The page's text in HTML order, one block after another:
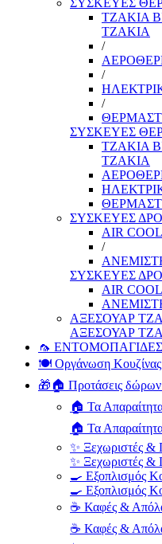
ΣΥΣΚΕΥΕΣ
ΤΖΑΚΙΑ
ΤΖΑΚΙΑ
/
/
/
ΣΥΣΚΕΥΕΣ
ΤΖΑΚΙΑ
ΤΖΑΚΙΑ
ΣΥΣΚΕΥΕΣ
AIR
/
ΣΥΣΚΕΥΕΣ
AIR
ΑΞΕΣΟΥΑΡ
ΑΞΕΣΟΥΑΡ
🦟
🍽️ Οργάνωση Κουζίνας
🎁🏠 Προτάσεις δώρων
🏠 Τα
🏠 Τα
✨ Ξεχωριστές &
✨ Ξεχωριστές &
🍳 Εξοπλισμός
🍳 Εξοπλισμός
☕ Καφές &
☕ Καφές &